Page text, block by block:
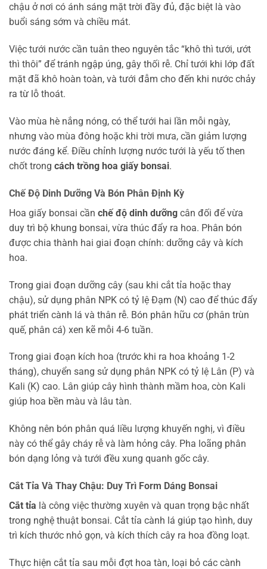
chậu ở nơi có ánh sáng mặt trời đầy đủ, đặc biệt là vào
buổi sáng sớm và chiều mát.
Việc tưới nước cần tuân theo nguyên tắc “khô thì tưới, ướt
thì thôi” để tránh ngập úng, gây thối rễ. Chỉ tưới khi lớp đất
mặt đã khô hoàn toàn, và tưới đẫm cho đến khi nước chảy
ra từ lỗ thoát.
Vào mùa hè nắng nóng, có thể tưới hai lần mỗi ngày,
nhưng vào mùa đông hoặc khi trời mưa, cần giảm lượng
nước đáng kể. Điều chỉnh lượng nước tưới là yếu tố then
chốt trong cách trồng hoa giấy bonsai.
Chế Độ Dinh Dưỡng Và Bón Phân Định Kỳ
Hoa giấy bonsai cần chế độ dinh dưỡng cân đối để vừa
duy trì bộ khung bonsai, vừa thúc đẩy ra hoa. Phân bón
được chia thành hai giai đoạn chính: dưỡng cây và kích
hoa.
Trong giai đoạn dưỡng cây (sau khi cắt tỉa hoặc thay
chậu), sử dụng phân NPK có tỷ lệ Đạm (N) cao để thúc đẩy
phát triển cành lá và thân rễ. Bón phân hữu cơ (phân trùn
quế, phân cá) xen kẽ mỗi 4-6 tuần.
Trong giai đoạn kích hoa (trước khi ra hoa khoảng 1-2
tháng), chuyển sang sử dụng phân NPK có tỷ lệ Lân (P) và
Kali (K) cao. Lân giúp cây hình thành mầm hoa, còn Kali
giúp hoa bền màu và lâu tàn.
Không nên bón phân quá liều lượng khuyến nghị, vì điều
này có thể gây cháy rễ và làm hỏng cây. Pha loãng phân
bón dạng lỏng và tưới đều xung quanh gốc cây.
Cắt Tỉa Và Thay Chậu: Duy Trì Form Dáng Bonsai
Cắt tỉa là công việc thường xuyên và quan trọng bậc nhất
trong nghệ thuật bonsai. Cắt tỉa cành lá giúp tạo hình, duy
trì kích thước nhỏ gọn, và kích thích cây ra hoa đồng loạt.
Thực hiện cắt tỉa sau mỗi đợt hoa tàn, loại bỏ các cành